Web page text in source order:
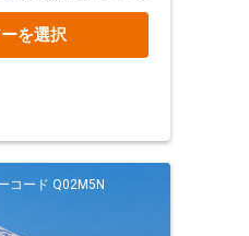
を選択
コード Q02M5N